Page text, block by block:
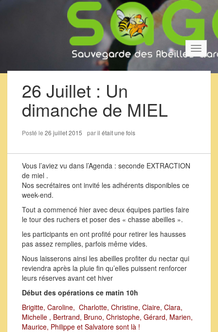
la
26 Juillet : Un
dimanche de MIEL
Posté le 26 juillet 2015 paril était une fois
Vous l’aviez vu dans l’Agenda : seconde EXTRACTION
de miel .
Nos secrétaires ont invité les adhérents disponibles ce
week-end.
Tout a commencé hier avec deux équipes parties faire
le tour des ruchers et poser des « chasse abeilles ».
les participants en ont profité pour retirer les hausses
pas assez remplies, parfois même vides.
Nous laisserons ainsi les abeilles profiter du nectar qui
reviendra après la pluie fin qu’elles puissent renforcer
leurs réserves avant cet hiver
Début des opérations ce matin 10h
Brigitte, Caroline, Charlotte, Christine, Claire, Clara,
Michelle , Bertrand, Bruno, Christophe, Gérard, Marien,
Maurice, Philippe et Salvatore sont là !